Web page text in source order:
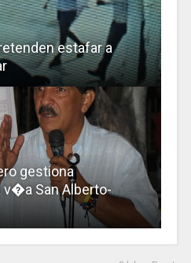
estafar a
gestiona
v�a San Alberto-